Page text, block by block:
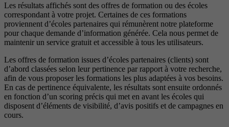
Les résultats affichés sont des offres de formation ou des écoles
correspondant à votre projet. Certaines de ces formations
proviennent d’écoles partenaires qui rémunèrent notre plateforme
pour chaque demande d’information générée. Cela nous permet de
maintenir un service gratuit et accessible à tous les utilisateurs.
Les offres de formation issues d’écoles partenaires (clients) sont
d’abord classées selon leur pertinence par rapport à votre recherche,
afin de vous proposer les formations les plus adaptées à vos besoins.
En cas de pertinence équivalente, les résultats sont ensuite ordonnés
en fonction d’un scoring précis qui met en avant les écoles qui
disposent d’éléments de visibilité, d’avis positifs et de campagnes en
cours.